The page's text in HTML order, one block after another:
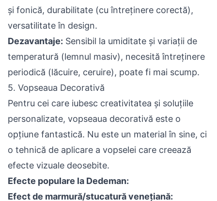
și fonică, durabilitate (cu întreținere corectă),
versatilitate în design.
Dezavantaje: Sensibil la umiditate și variații de
temperatură (lemnul masiv), necesită întreținere
periodică (lăcuire, ceruire), poate fi mai scump.
5. Vopseaua Decorativă
Pentru cei care iubesc creativitatea și soluțiile
personalizate, vopseaua decorativă este o
opțiune fantastică. Nu este un material în sine, ci
o tehnică de aplicare a vopselei care creează
efecte vizuale deosebite.
Efecte populare la Dedeman:
Efect de marmură/stucatură venețiană: